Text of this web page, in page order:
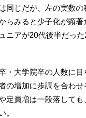
同じだが、左の実数の
らみると少子化が顕
ニアが20代後半だっ
・大学院卒の人数に目
の増加に歩調を合わ
定員増は一段落して
。